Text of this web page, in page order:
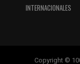
INTERNACIONALES
Copyright ©